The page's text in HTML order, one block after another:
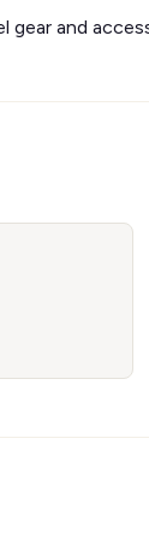
gear and